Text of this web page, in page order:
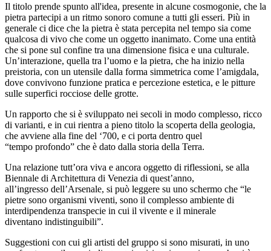
Il titolo prende spunto all'idea, presente in alcune cosmogonie, che la
pietra partecipi a un ritmo sonoro comune a tutti gli esseri. Più in
generale ci dice che la pietra è stata percepita nel tempo sia come
qualcosa di vivo che come un oggetto inanimato. Come una entità
che si pone sul confine tra una dimensione fisica e una culturale.
Un’interazione, quella tra l’uomo e la pietra, che ha inizio nella
preistoria, con un utensile dalla forma simmetrica come l’amigdala,
dove convivono funzione pratica e percezione estetica, e le pitture
sulle superfici rocciose delle grotte.
Un rapporto che si è sviluppato nei secoli in modo complesso, ricco
di varianti, e in cui rientra a pieno titolo la scoperta della geologia,
che avviene alla fine del ‘700, e ci porta dentro quel
“tempo profondo” che è dato dalla storia della Terra.
Una relazione tutt’ora viva e ancora oggetto di riflessioni, se alla
Biennale di Architettura di Venezia di quest’anno,
all’ingresso dell’Arsenale, si può leggere su uno schermo che “le
pietre sono organismi viventi, sono il complesso ambiente di
interdipendenza transpecie in cui il vivente e il minerale
diventano indistinguibili”.
Suggestioni con cui gli artisti del gruppo si sono misurati, in uno